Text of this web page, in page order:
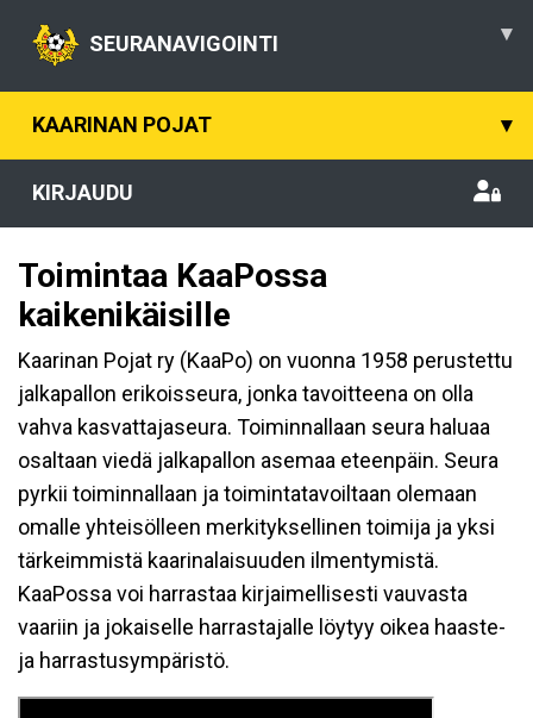
SEURANAVIGOINTI ▾
KAARINAN POJAT ▾
KIRJAUDU
Toimintaa KaaPossa
kaikenikäisille
Kaarinan Pojat ry (KaaPo) on vuonna 1958 perustettu
jalkapallon erikoisseura, jonka tavoitteena on olla
vahva kasvattajaseura. Toiminnallaan seura haluaa
osaltaan viedä jalkapallon asemaa eteenpäin. Seura
pyrkii toiminnallaan ja toimintatavoiltaan olemaan
omalle yhteisölleen merkityksellinen toimija ja yksi
tärkeimmistä kaarinalaisuuden ilmentymistä.
KaaPossa voi harrastaa kirjaimellisesti vauvasta
vaariin ja jokaiselle harrastajalle löytyy oikea haaste-
ja harrastusympäristö.